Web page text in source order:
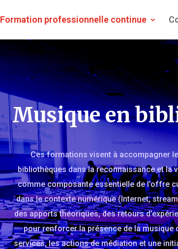
Formation professionnelle continue
Musique en
Ces formations visent à accompagner
bibliothèques dans la reconnaissance et la
comme composante essentielle de l’offre
dans le contexte numérique (Internet,
des apports théoriques, des retours
pour renforcer la présence de la musique
services, les actions de médiation et une